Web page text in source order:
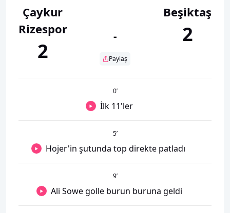
Çaykur
Rizespor
2
-
Paylaş
Beşiktaş
2
0’
İlk 11'ler
5’
Hojer'in şutunda top direkte patladı
9’
Ali Sowe golle burun buruna geldi